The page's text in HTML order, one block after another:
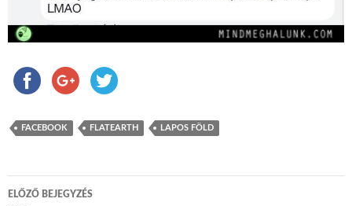
FACEBOOK FLATEARTH LAPOS FÖLD
ELŐZŐ BEJEGYZÉS